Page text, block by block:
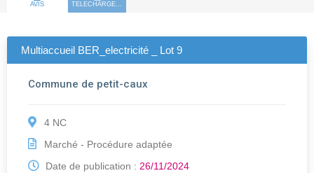
AVIS TELECHARGEMENT
Multiaccueil BER_electricité _ Lot 9
Commune de petit-caux
4 NC
Marché - Procédure adaptée
Date de publication : 26/11/2024